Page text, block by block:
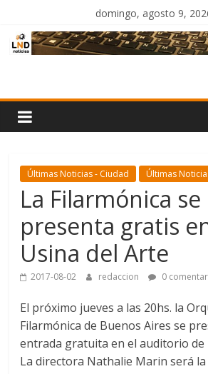
contenido
domingo, agosto 9,
Noticias
Últimas Noticias - Ciudad Últimas
La Filarmónica se
presenta gratis
Usina del Arte
2017-08-02 redaccion 0
El próximo jueves a las 20hs. la
Filarmónica de Buenos Aires se
entrada gratuita en el auditorio de
La directora Nathalie Marin será la